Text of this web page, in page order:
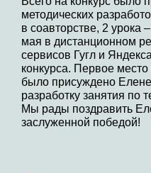
методических
в соавторстве, 2 урока
мая в дистанционном
сервисов Гугл и
конкурса. Первое
было присуждено
разработку занятия по
Мы рады поздравить
заслуженной победой!